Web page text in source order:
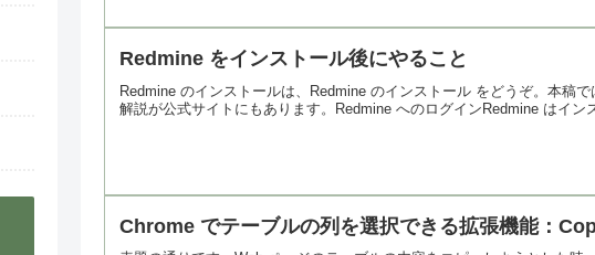
Redmine をインストール後にやること
Redmine のインストールは、Redmine のインストール をどうぞ。本稿
解説が公式サイトにもあります。Redmine へのログインRedmine はイン
Chrome でテーブルの列を選択できる拡張機能：